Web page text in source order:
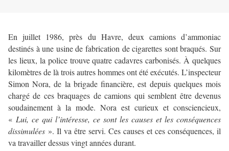
En juillet 1986, près du Havre, deux camions d’ammoniac
destinés à une usine de fabrication de cigarettes sont braqués. Sur
les lieux, la police trouve quatre cadavres carbonisés. À quelques
kilomètres de là trois autres hommes ont été exécutés. L’inspecteur
Simon Nora, de la brigade financière, est depuis quelques mois
chargé de ces braquages de camions qui semblent être devenus
soudainement à la mode. Nora est curieux et consciencieux,
« Lui, ce qui l’intéresse, ce sont les causes et les conséquences
dissimulées ». Il va être servi. Ces causes et ces conséquences, il
va travailler dessus vingt années durant.